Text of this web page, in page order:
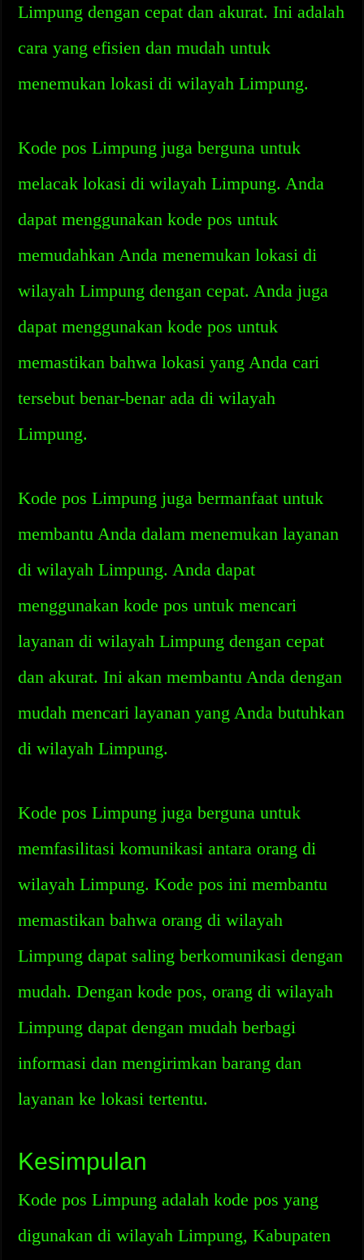
Limpung dengan cepat dan akurat. Ini adalah
cara yang efisien dan mudah untuk
menemukan lokasi di wilayah Limpung.
Kode pos Limpung juga berguna untuk
melacak lokasi di wilayah Limpung. Anda
dapat menggunakan kode pos untuk
memudahkan Anda menemukan lokasi di
wilayah Limpung dengan cepat. Anda juga
dapat menggunakan kode pos untuk
memastikan bahwa lokasi yang Anda cari
tersebut benar-benar ada di wilayah
Limpung.
Kode pos Limpung juga bermanfaat untuk
membantu Anda dalam menemukan layanan
di wilayah Limpung. Anda dapat
menggunakan kode pos untuk mencari
layanan di wilayah Limpung dengan cepat
dan akurat. Ini akan membantu Anda dengan
mudah mencari layanan yang Anda butuhkan
di wilayah Limpung.
Kode pos Limpung juga berguna untuk
memfasilitasi komunikasi antara orang di
wilayah Limpung. Kode pos ini membantu
memastikan bahwa orang di wilayah
Limpung dapat saling berkomunikasi dengan
mudah. Dengan kode pos, orang di wilayah
Limpung dapat dengan mudah berbagi
informasi dan mengirimkan barang dan
layanan ke lokasi tertentu.
Kesimpulan
Kode pos Limpung adalah kode pos yang
digunakan di wilayah Limpung, Kabupaten